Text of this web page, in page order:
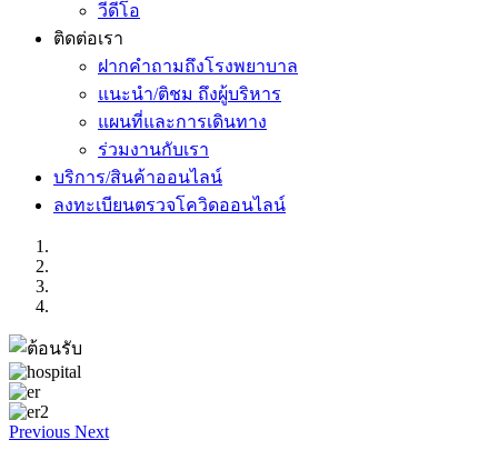
วีดีโอ
ติดต่อเรา
ฝากคำถามถึงโรงพยาบาล
แนะนำ/ติชม ถึงผู้บริหาร
แผนที่และการเดินทาง
ร่วมงานกับเรา
บริการ/สินค้าออนไลน์
ลงทะเบียนตรวจโควิดออนไลน์
Previous Next